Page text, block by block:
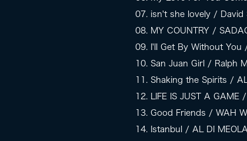
07. isn't she lovely / David
08. MY COUNTRY /
09. I'll Get By Without You
10. San Juan Girl / Ralph
11. Shaking the Spirits /
12. LIFE IS JUST A GAME
13. Good Friends / WAH
14. Istanbul / AL DI MEOLA